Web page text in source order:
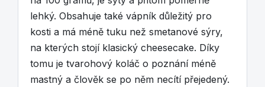
lehký. Obsahuje také vápník důležitý pro
kosti a má méně tuku než smetanové sýry,
na kterých stojí klasický cheesecake. Díky
tomu je tvarohový koláč o poznání méně
mastný a člověk se po něm necítí přejedený.